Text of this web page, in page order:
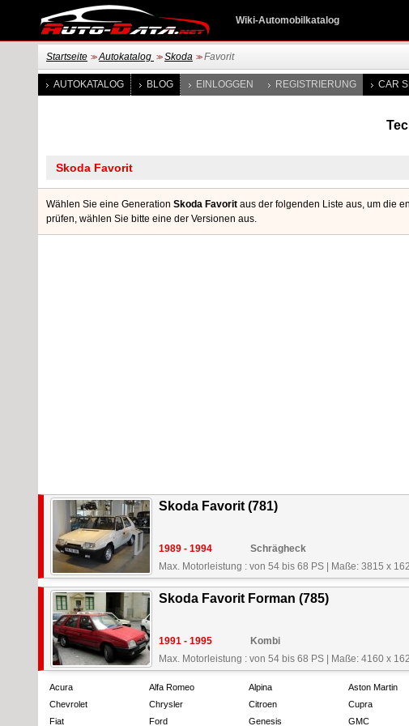
Wiki-Automobilkatalog
Startseite >> Autokatalog >> Skoda >> Favorit
AUTOKATALOG BLOG EINLOGGEN REGISTRIERUNG CAR
Wählen Sie eine Generation Skoda Favorit aus der folgenden Liste aus, um die
prüfen, wählen Sie bitte eine der Versionen aus.
Skoda Favorit (781)
1989 - 1994
Schrägheck
Max. Motorleistung : von 54 bis 68 PS
Maße: 3815 x
Skoda Favorit Forman (785)
1991 - 1995
Kombi
Max. Motorleistung : von 54 bis 68 PS
Maße: 4160 x
Acura Alfa Romeo Alpina Aston Martin
Chevrolet
Chrysler Citroen Cupra
Fiat
Ford Genesis GMC